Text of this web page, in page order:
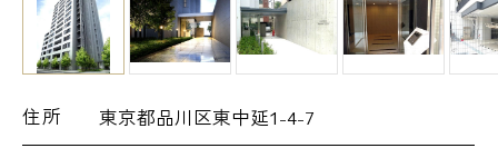
住所 東京都品川区東中延1-4-7